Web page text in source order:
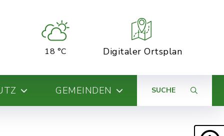
18 °C Digitaler Ortsplan
GEMEINDEN SUCHE